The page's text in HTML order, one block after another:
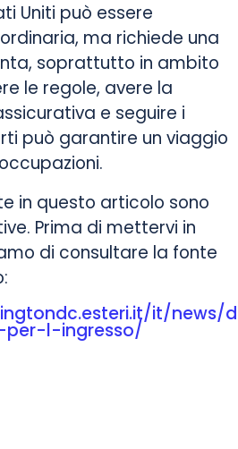
Uniti può essere
ma richiede una
soprattutto in ambito
le regole, avere la
e seguire i
può garantire un viaggio
in questo articolo sono
Prima di mettervi in
di consultare la fonte
it/
per-l-ingresso/